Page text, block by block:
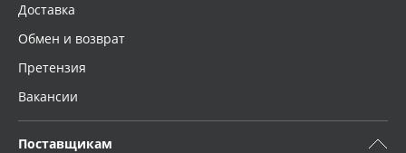
Доставка
Обмен и возврат
Претензия
Вакансии
Поставщикам